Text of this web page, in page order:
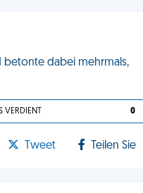
betonte dabei mehrmals,
VERDIENT 0
Tweet Teilen Sie